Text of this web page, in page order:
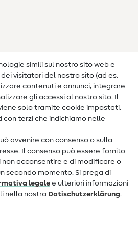
simili sul nostro sito web e
visitatori del nostro sito (ad es.
contenuti e annunci, integrare
gli accessi al nostro sito. Il
solo tramite cookie impostati.
con terzi che indichiamo nelle
avvenire con consenso o sulla
Il consenso può essere fornito
acconsentire e di modificare o
secondo momento. Si prega di
legale e ulteriori informazioni
nella nostra Dati­schutz­erklärung.